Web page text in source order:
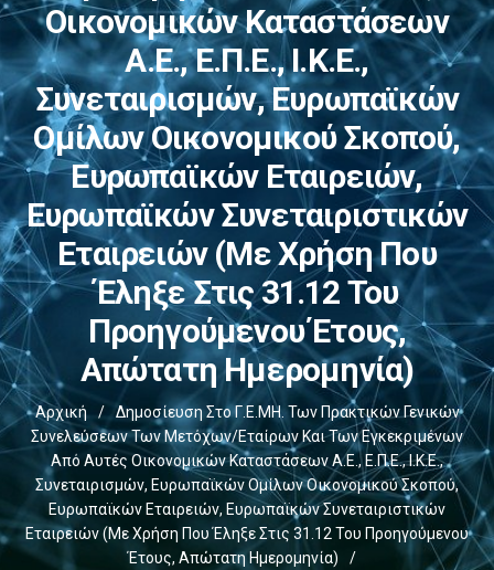
Οικονομικών Καταστάσεων
Α.Ε., Ε.Π.Ε., Ι.Κ.Ε.,
Συνεταιρισμών, Ευρωπαϊκών
Ομίλων Οικονομικού Σκοπού,
Ευρωπαϊκών Εταιρειών,
Ευρωπαϊκών Συνεταιριστικών
Εταιρειών (με Χρήση Που
Έληξε Στις 31.12 Του
Προηγούμενου Έτους,
Απώτατη Ημερομηνία)
Αρχική /
Δημοσίευση Στο Γ.Ε.ΜΗ. Των Πρακτικών Γενικών
Συνελεύσεων Των Μετόχων/εταίρων Και Των Εγκεκριμένων
Από Αυτές Οικονομικών Καταστάσεων Α.Ε., Ε.Π.Ε., Ι.Κ.Ε.,
Συνεταιρισμών, Ευρωπαϊκών Ομίλων Οικονομικού Σκοπού,
Ευρωπαϊκών Εταιρειών, Ευρωπαϊκών Συνεταιριστικών
Εταιρειών (με Χρήση Που Έληξε Στις 31.12 Του Προηγούμενου
Έτους, Απώτατη Ημερομηνία)
/